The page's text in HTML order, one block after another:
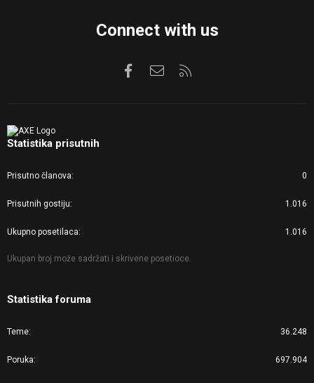
Connect with us
FacebookKontaktirajte nas
Statistika prisutnih
Prisutno članova 0
Prisutnih gostiju 1.016
Ukupno posetilaca 1.016
Ukupan broj može sadržati i skrivene posetioce.
Statistika foruma
Teme 36.248
Poruka 697.904